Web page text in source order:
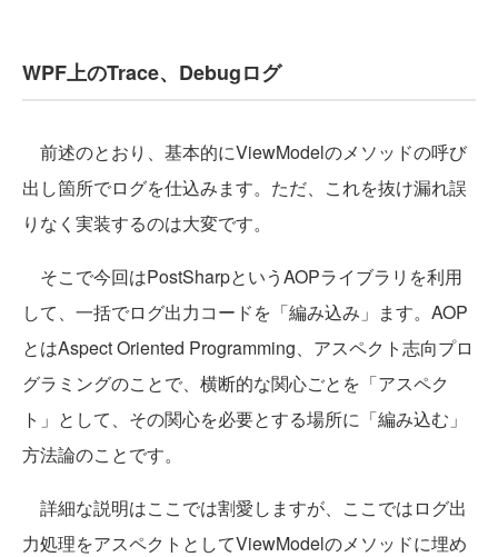
WPF上のTrace、Debugログ
前述のとおり、基本的にViewModelのメソッドの呼び
出し箇所でログを仕込みます。ただ、これを抜け漏れ誤
りなく実装するのは大変です。
そこで今回はPostSharpというAOPライブラリを利用
して、一括でログ出力コードを「編み込み」ます。AOP
とはAspect Oriented Programming、アスペクト志向プロ
グラミングのことで、横断的な関心ごとを「アスペク
ト」として、その関心を必要とする場所に「編み込む」
方法論のことです。
詳細な説明はここでは割愛しますが、ここではログ出
力処理をアスペクトとしてViewModelのメソッドに埋め